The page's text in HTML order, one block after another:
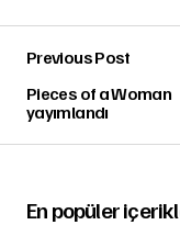
Previous Post
Pieces of a Woman
yayımlandı
En popüler